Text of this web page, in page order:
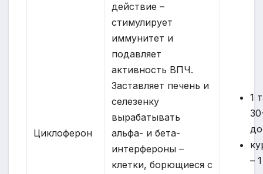
Циклоферон
действие –
стимулирует
иммунитет и
подавляет
активность ВПЧ.
Заставляет печень и
селезенку
вырабатывать
альфа- и бета-
интерфероны –
клетки, борющиеся с
1
–